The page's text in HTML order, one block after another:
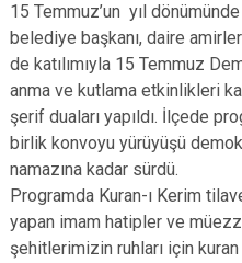
Aziziye
İspir
Karaçoban
Karayazı
Köprüköy
Narman
15 Temmuz’un yıl
belediye başkanı, daire
de katılımıyla 15 Temmuz
anma ve kutlama etkinlikleri
şerif duaları yapıldı. İlçede
birlik konvoyu yürüyüşü
namazına kadar sürdü.
Programda Kuran-ı Kerim
yapan imam hatipler ve
şehitlerimizin ruhları için